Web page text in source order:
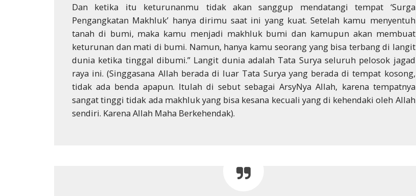
Dan ketika itu keturunanmu tidak akan sanggup mendatangi tempat ‘Surga
Pengangkatan Makhluk’ hanya dirimu saat ini yang kuat. Setelah kamu menyentuh
tanah di bumi, maka kamu menjadi makhluk bumi dan kamupun akan membuat
keturunan dan mati di bumi. Namun, hanya kamu seorang yang bisa terbang di langit
dunia ketika tinggal dibumi.” Langit dunia adalah Tata Surya seluruh pelosok jagad
raya ini. (Singgasana Allah berada di luar Tata Surya yang berada di tempat kosong,
tidak ada benda apapun. Itulah di sebut sebagai ArsyNya Allah, karena tempatnya
sangat tinggi tidak ada makhluk yang bisa kesana kecuali yang di kehendaki oleh Allah
sendiri. Karena Allah Maha Berkehendak).